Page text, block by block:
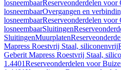
losneembaarReserveonderdelen voor
losneembaarOvergangen en
losneembaarReserveonderdelen
losneembaarSluitingen
SluitingenMuurplaten
Mapress Roestvrij Staal, siliconenvrij
Geberit Mapress Roestvrij Staal,
1.4401Reserveonderdelen voor